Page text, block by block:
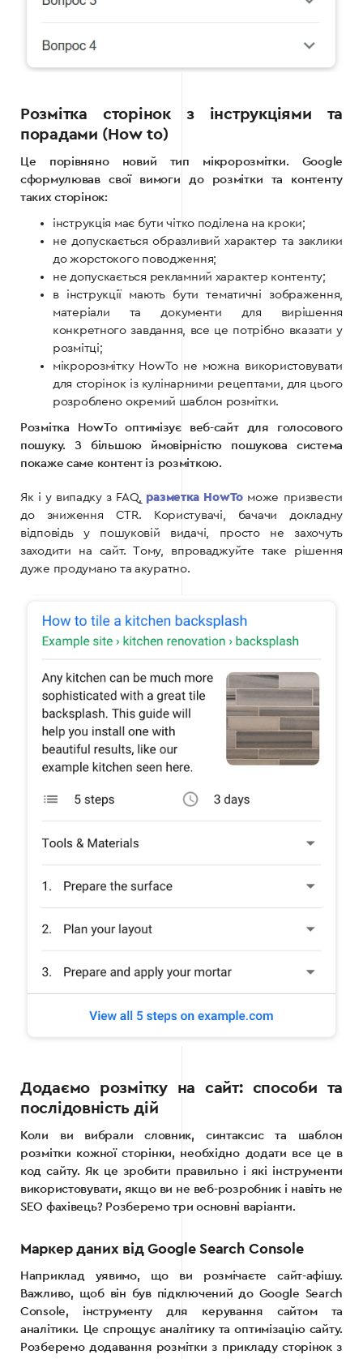
Розмітка сторінок з інструкціями та
порадами (How to)
Це порівняно новий тип мікророзмітки. Google
сформулював свої вимоги до розмітки та контенту
таких сторінок:
інструкція має бути чітко поділена на кроки;
не допускається образливий характер та заклики
до жорстокого поводження;
не допускається рекламний характер контенту;
в інструкції мають бути тематичні зображення,
матеріали та документи для вирішення
конкретного завдання, все це потрібно вказати у
розмітці;
мікророзмітку HowTo не можна використовувати
для сторінок із кулінарними рецептами, для цього
розроблено окремий шаблон розмітки.
Розмітка HowTo оптимізує веб-сайт для голосового
пошуку. З більшою ймовірністю пошукова система
покаже саме контент із розміткою.
Як і у випадку з FAQ, разметка HowTo може призвести
до зниження CTR. Користувачі, бачачи докладну
відповідь у пошуковій видачі, просто не захочуть
заходити на сайт. Тому, впроваджуйте таке рішення
дуже продумано та акуратно.
Додаємо розмітку на сайт: способи та
послідовність дій
Коли ви вибрали словник, синтаксис та шаблон
розмітки кожної сторінки, необхідно додати все це в
код сайту. Як це зробити правильно і які інструменти
використовувати, якщо ви не веб-розробник і навіть не
SEO фахівець? Розберемо три основні варіанти.
Маркер даних від Google Search Console
Наприклад уявимо, що ви розмічаєте сайт-афішу.
Важливо, щоб він був підключений до Google Search
Console, інструменту для керування сайтом та
аналітики. Це спрощує аналітику та оптимізацію сайту.
Розберемо додавання розмітки з прикладу сторінок з